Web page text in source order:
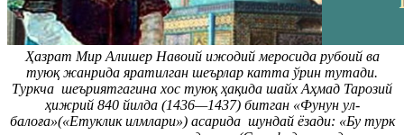
Ҳазрат Мир Алишер Навоий ижодий меросида рубоий ва
туюқ жанрида яратилган шеърлар катта ўрин тутади.
Туркча шеъриятгагина хос туюқ ҳақида шайх Аҳмад Тарозий
ҳижрий 840 йилда (1436—1437) битган «Фунун ул-
балоға»(«Етуклик илмлари») асарида шундай ёзади: «Бу турк